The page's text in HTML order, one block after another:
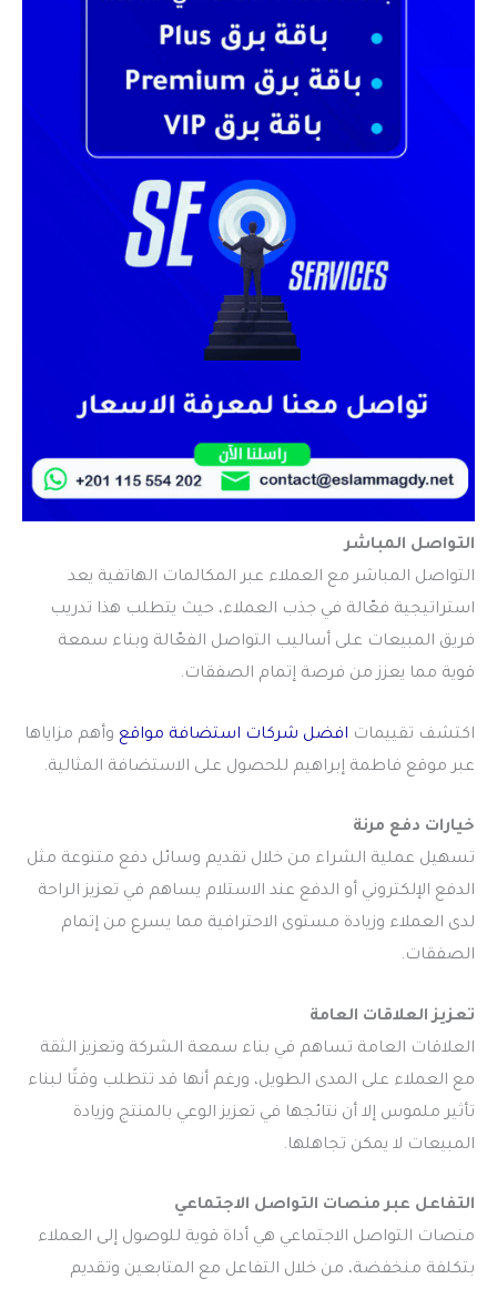
التواصل المباشر
التواصل المباشر مع العملاء عبر المكالمات الهاتفية يعد
استراتيجية فعّالة في جذب العملاء، حيث يتطلب هذا تدريب
فريق المبيعات على أساليب التواصل الفعّالة وبناء سمعة
قوية مما يعزز من فرصة إتمام الصفقات.
اكتشف تقييمات افضل شركات استضافة مواقع وأهم مزاياها
عبر موقع فاطمة إبراهيم للحصول على الاستضافة المثالية.
خيارات دفع مرنة
تسهيل عملية الشراء من خلال تقديم وسائل دفع متنوعة مثل
الدفع الإلكتروني أو الدفع عند الاستلام يساهم في تعزيز الراحة
لدى العملاء وزيادة مستوى الاحترافية مما يسرع من إتمام
الصفقات.
تعزيز العلاقات العامة
العلاقات العامة تساهم في بناء سمعة الشركة وتعزيز الثقة
مع العملاء على المدى الطويل، ورغم أنها قد تتطلب وقتًا لبناء
تأثير ملموس إلا أن نتائجها في تعزيز الوعي بالمنتج وزيادة
المبيعات لا يمكن تجاهلها.
التفاعل عبر منصات التواصل الاجتماعي
منصات التواصل الاجتماعي هي أداة قوية للوصول إلى العملاء
بتكلفة منخفضة، من خلال التفاعل مع المتابعين وتقديم